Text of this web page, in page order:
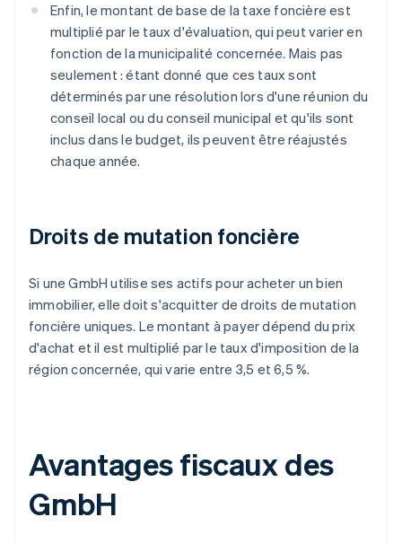
Enfin, le montant de base de la taxe foncière est
multiplié par le taux d'évaluation, qui peut varier en
fonction de la municipalité concernée. Mais pas
seulement : étant donné que ces taux sont
déterminés par une résolution lors d'une réunion du
conseil local ou du conseil municipal et qu'ils sont
inclus dans le budget, ils peuvent être réajustés
chaque année.
Droits de mutation foncière
Si une GmbH utilise ses actifs pour acheter un bien
immobilier, elle doit s'acquitter de droits de mutation
foncière uniques. Le montant à payer dépend du prix
d'achat et il est multiplié par le taux d'imposition de la
région concernée, qui varie entre 3,5 et 6,5 %.
Avantages fiscaux des
GmbH